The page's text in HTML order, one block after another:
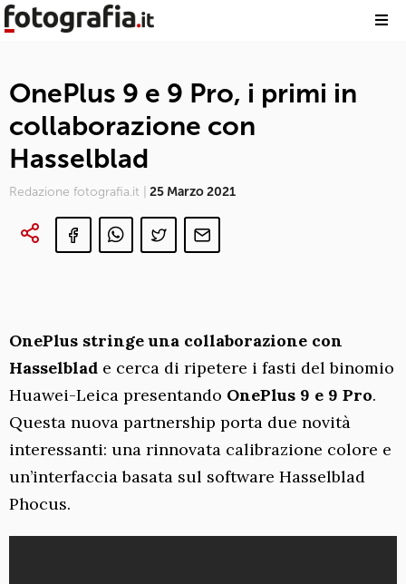
OnePlus 9 e 9 Pro, i primi in
collaborazione con
Hasselblad
Redazione fotografia.it | 25 Marzo 2021
OnePlus stringe una collaborazione con
Hasselblad e cerca di ripetere i fasti del binomio
Huawei-Leica presentando OnePlus 9 e 9 Pro.
Questa nuova partnership porta due novità
interessanti: una rinnovata calibrazione colore e
un’interfaccia basata sul software Hasselblad
Phocus.